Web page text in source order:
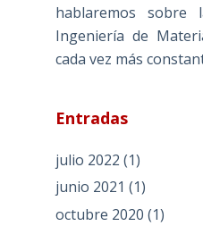
hablaremos sobre
Ingeniería de
cada vez más
Entradas
julio 2022 (1)
junio 2021 (1)
octubre 2020 (1)